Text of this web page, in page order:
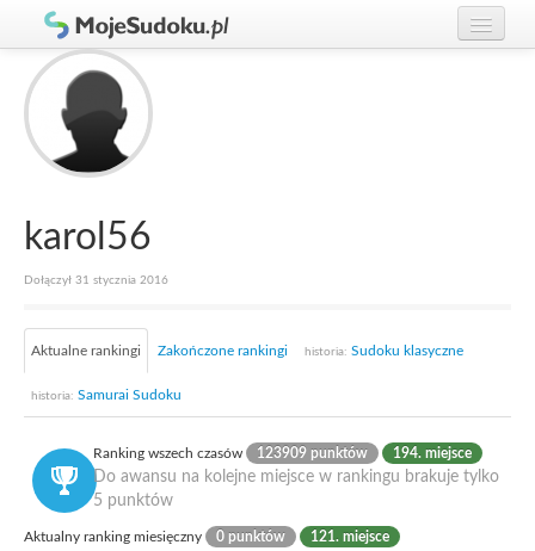
Graj w Sudoku!
Zasady Sudoku
Rankingi
karol56
Dołączył 31 stycznia 2016
Aktualne rankingi Zakończone rankingi historia: Sudoku klasyczne
historia: Samurai Sudoku
Ranking wszech czasów 123909 punktów 194. miejsce
Do awansu na kolejne miejsce w rankingu brakuje tylko
5 punktów
Aktualny ranking miesięczny 0 punktów 121. miejsce